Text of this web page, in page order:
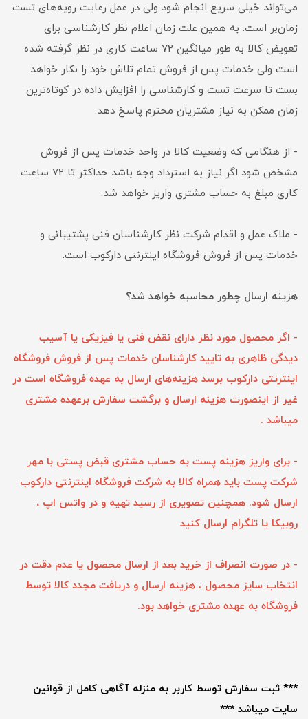
می‌تواند خیلی سریع انجام شود ولی در عمل رعایت رویه‌های تست
زمان‌بر است. به همین علت زمان اعلام نظر کارشناسی برای
تعویض کالا به طور میانگین 72 ساعت کاری در نظر گرفته شده
است ولی خدمات پس از فروش تمام تلاش خود را بکار خواهد
بست تا سرعت تست و کارشناسی را افزایش داده در کوتاه‌ترین
زمان ممکن به نیاز مشتریان محترم پاسخ دهد.
- از هنگامی که وضعیت کالا در واحد خدمات پس از فروش
مشخص شود اگر نیاز به استرداد وجه باشد حداکثر تا 72 ساعت
کاری مبلغ به حساب مشتری واریز خواهد شد.
- ملاک عمل و اقدام شرکت نظر کارشناسان فنی پشتیبانی و
خدمات پس از فروش فروشگاه اینترنتی دارکوب است.
هزینه ارسال چطور محاسبه خواهد شد؟
- اگر محصول مورد نظر دارای نقض فنی یا فیزیکی یا آسیب
دیدگی ظاهری به تایید کارشناسان خدمات پس از فروش فروشگاه
اینترنتی دارکوب برسد هزینه‌های ارسال به عهده فروشگاه است در
غیر از اینصورت هزینه ارسال و برگشت سفارش برعهده مشتری
میباشد .
- برای واریز هزینه پست به حساب مشتری قبض پستی با مهر
شرکت پست باید همراه کالا به شرکت فروشگاه اینترنتی دارکوب
ارسال شود. همچنین تصویری از رسید تهیه و در واتس اپ ،
روبیکا یا تلگرام ارسال کنید
- در صورت انصراف از خرید بعد از ارسال محصول یا عدم دقت در
انتخاب سایز محصول ، هزینه ارسال و دریافت مجدد کالا توسط
فروشگاه به عهده مشتری خواهد بود.
*** ثبت سفارش توسط کاربر به منزله آگاهی کامل از قوانین
سایت میباشد ***